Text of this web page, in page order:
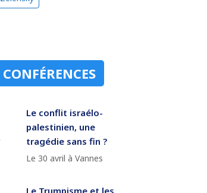
CONFÉRENCES
Le conflit israélo-
palestinien, une
tragédie sans fin ?
Le 30 avril à Vannes
Le Trumpisme et les